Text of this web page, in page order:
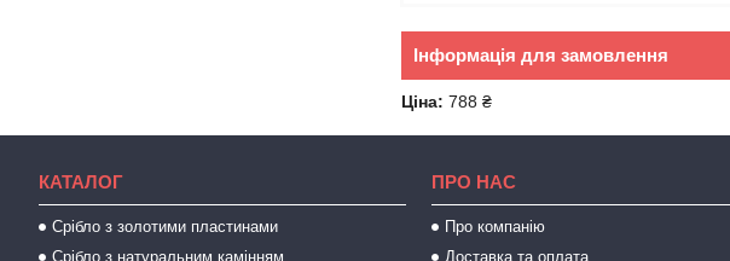
Інформація для замовлення
Ціна: 788 ₴
КАТАЛОГ
Срібло з золотими пластинами
Срібло з натуральним камінням
ПРО НАС
Про компанію
Доставка та оплата